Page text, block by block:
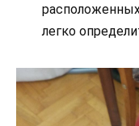
легко